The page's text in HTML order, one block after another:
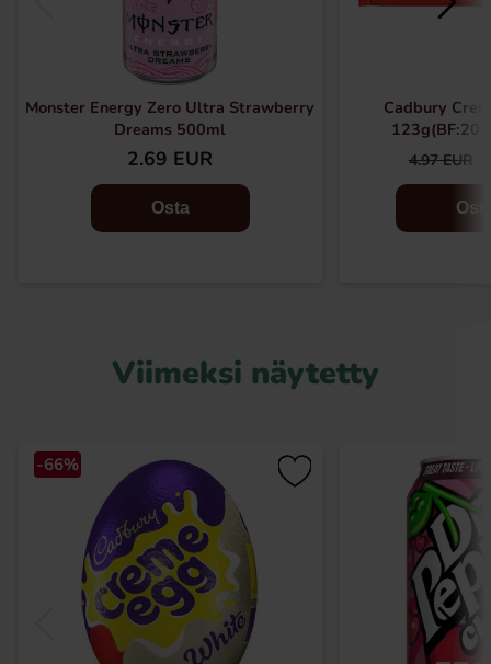
Monster Energy Zero Ultra Strawberry
Dreams 500ml
2.69 EUR
Osta
Cadbury
4.97 EUR
Viimeksi näytetty
-66%